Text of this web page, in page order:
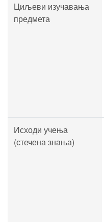
Циљеви изучавања
предмета
Исходи учења
(стечена знања)